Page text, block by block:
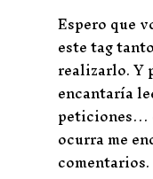
Espero que
este tag
realizarlo. Y
encantaría
peticiones…
ocurra me
comentarios.